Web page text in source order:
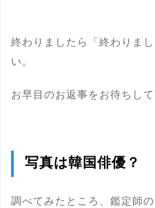
終わりましたら「終わりま
い。
お早目のお返事をお待ちして
写真は韓国俳優？
調べてみたところ、鑑定師